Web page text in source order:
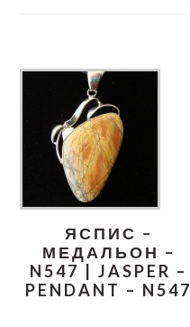
ЯСПИС –
МЕДАЛЬОН –
N547 | JASPER –
PENDANT – N547